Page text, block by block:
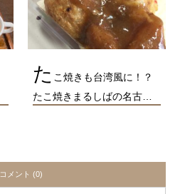
た こ焼きも台湾風に！？
たこ焼きまるしばの名古…
コメント (0)